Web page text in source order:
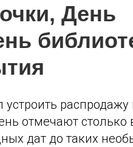
День
отмечают столько
дат до таких